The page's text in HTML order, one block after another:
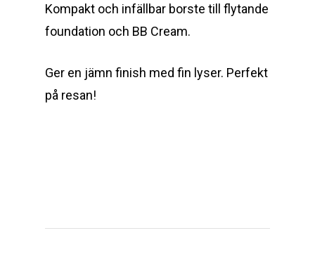
Kompakt och infällbar borste till flytande
foundation och BB Cream.
Ger en jämn finish med fin lyser. Perfekt
på resan!